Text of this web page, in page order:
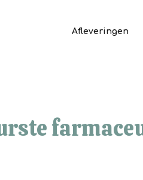
Afleveringen